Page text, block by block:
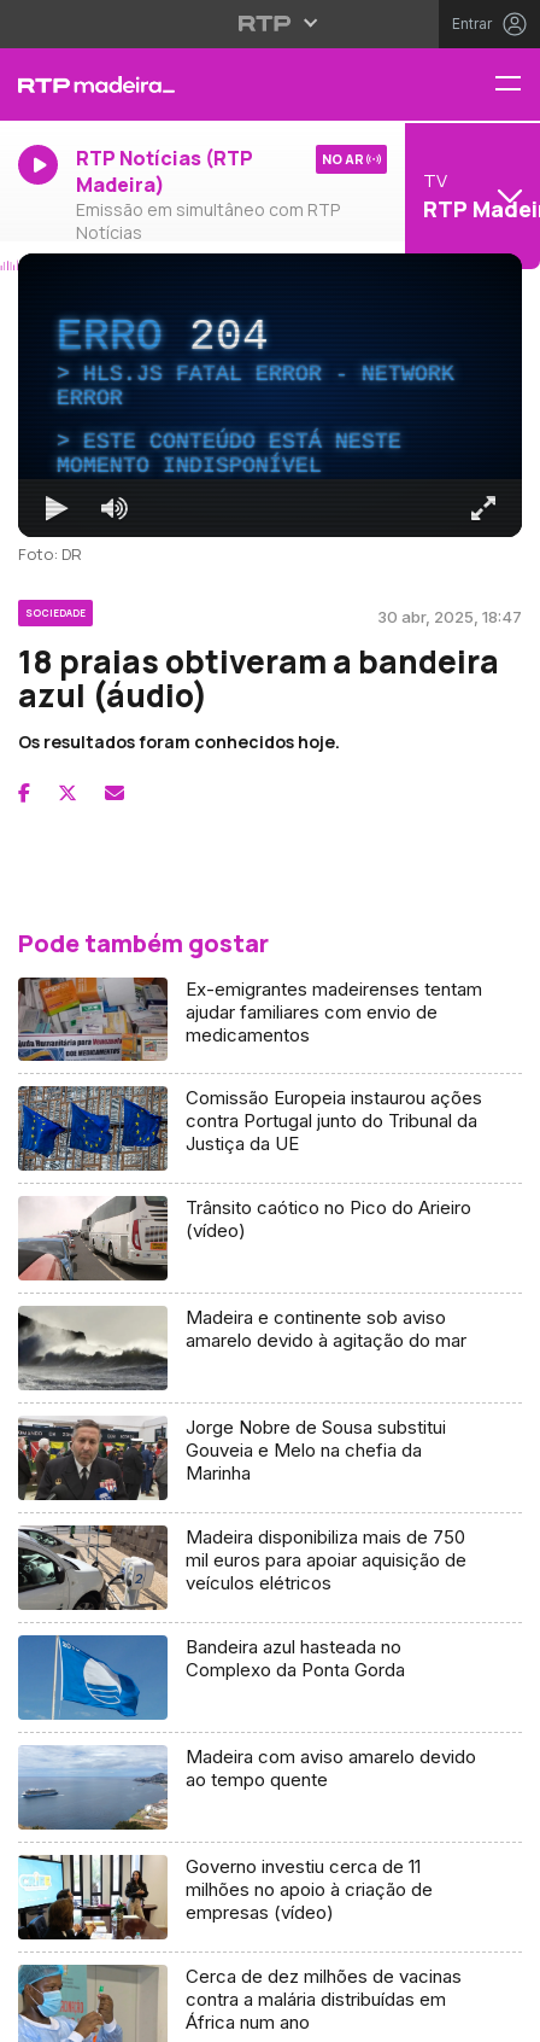
Entrar
RTP Notícias (RTP
Madeira)
Emissão em simultâneo com RTP
Notícias
NO AR
TV
RTP
ERRO204
HLS.JS FATAL ERROR - NETWORK
ERROR
ESTE CONTEÚDO ESTÁ NESTE
MOMENTO INDISPONÍVEL
Foto: DR
SOCIEDADE 30 abr, 2025, 18:47
18 praias obtiveram a bandeira
azul (áudio)
Os resultados foram conhecidos hoje.
Pode também gostar
Ex-emigrantes madeirenses tentam
ajudar familiares com envio de
medicamentos
Comissão Europeia instaurou ações
contra Portugal junto do Tribunal da
Justiça da UE
Trânsito caótico no Pico do Arieiro
(vídeo)
Madeira e continente sob aviso
amarelo devido à agitação do mar
Jorge Nobre de Sousa substitui
Gouveia e Melo na chefia da
Marinha
Madeira disponibiliza mais de 750
mil euros para apoiar aquisição de
veículos elétricos
Bandeira azul hasteada no
Complexo da Ponta Gorda
Madeira com aviso amarelo devido
ao tempo quente
Governo investiu cerca de 11
milhões no apoio à criação de
empresas (vídeo)
Cerca de dez milhões de vacinas
contra a malária distribuídas em
África num ano